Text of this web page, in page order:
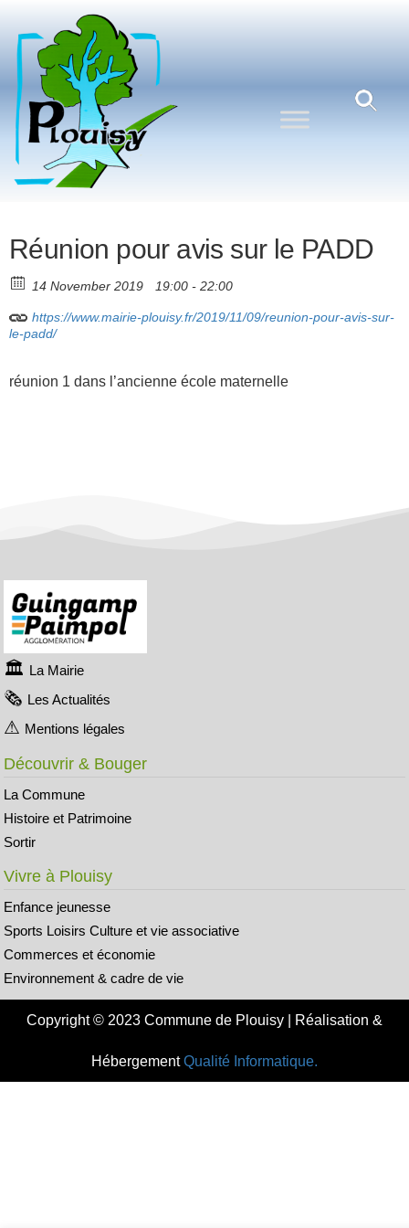
Commune
de
Réunion pour avis sur le PADD
14 November 2019 19:00 - 22:00
https://www.mairie-plouisy.fr/2019/11/09/reunion-pour-avis-sur-
le-padd/
réunion 1 dans l’ancienne école maternelle
La Mairie
Les Actualités
Mentions légales
Découvrir & Bouger
La Commune
Histoire et Patrimoine
Sortir
Vivre à Plouisy
Enfance jeunesse
Sports Loisirs Culture et vie associative
Commerces et économie
Environnement & cadre de vie
Copyright © 2023 Commune de Plouisy | Réalisation &
HébergementQualité Informatique.